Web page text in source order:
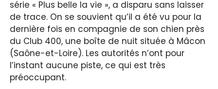
série « Plus belle la vie », a disparu sans laisser
de trace. On se souvient qu’il a été vu pour la
dernière fois en compagnie de son chien près
du Club 400, une boîte de nuit située à Mâcon
(Saône-et-Loire). Les autorités n’ont pour
l’instant aucune piste, ce qui est très
préoccupant.